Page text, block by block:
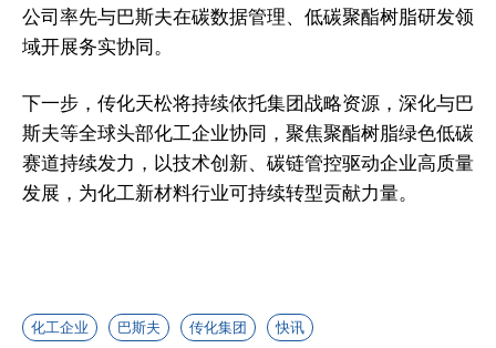
公司率先与巴斯夫在碳数据管理、低碳聚酯树脂研发领
域开展务实协同。
下一步，传化天松将持续依托集团战略资源，深化与巴
斯夫等全球头部化工企业协同，聚焦聚酯树脂绿色低碳
赛道持续发力，以技术创新、碳链管控驱动企业高质量
发展，为化工新材料行业可持续转型贡献力量。
化工企业 巴斯夫 传化集团 快讯